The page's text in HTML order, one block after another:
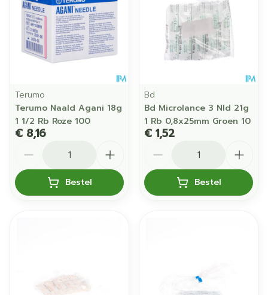
Terumo
Terumo Naald Agani 18g
1 1/2 Rb Roze 100
€ 8,16
Bestel
Bd
Bd Microlance 3 Nld 21g
1 Rb 0,8x25mm Groen 10
€ 1,52
Bestel